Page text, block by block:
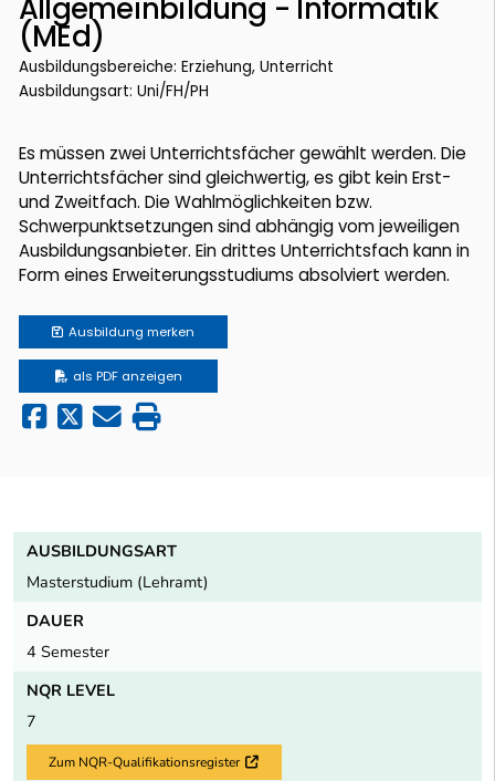
Allgemeinbildung - Informatik
(MEd)
Ausbildungsbereiche: Erziehung, Unterricht
Ausbildungsart: Uni/FH/PH
Es müssen zwei Unterrichtsfächer gewählt werden. Die
Unterrichtsfächer sind gleichwertig, es gibt kein Erst-
und Zweitfach. Die Wahlmöglichkeiten bzw.
Schwerpunktsetzungen sind abhängig vom jeweiligen
Ausbildungsanbieter. Ein drittes Unterrichtsfach kann in
Form eines Erweiterungsstudiums absolviert werden.
Ausbildung merken
als PDF anzeigen
AUSBILDUNGSART
Masterstudium (Lehramt)
DAUER
4 Semester
NQR LEVEL
7
Zum NQR-Qualifikationsregister Externer Link